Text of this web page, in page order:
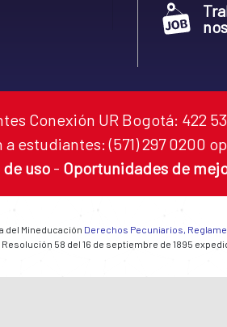
Conexión UR Bogotá: 422
estudiantes: (571) 297 0200
uso - Oportunidades de
del Mineducación Derechos Pecuniarios,
58 del 16 de septiembre de 1895